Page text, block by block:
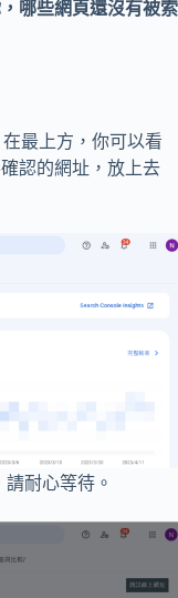
哪些網頁還沒有被索
在最上方，你可以看
認的網址，放上去
耐心等待。